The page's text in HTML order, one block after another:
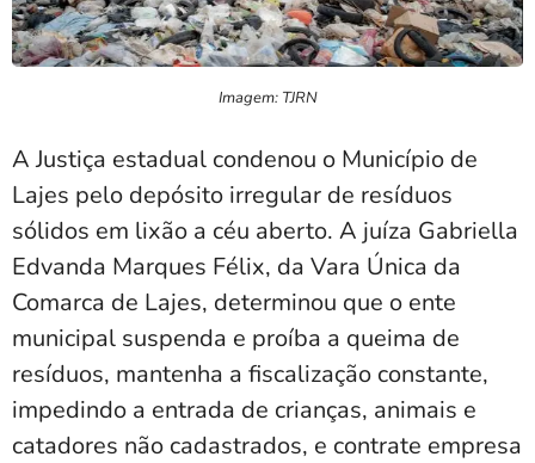
Imagem: TJRN
A Justiça estadual condenou o Município de
Lajes pelo depósito irregular de resíduos
sólidos em lixão a céu aberto. A juíza Gabriella
Edvanda Marques Félix, da Vara Única da
Comarca de Lajes, determinou que o ente
municipal suspenda e proíba a queima de
resíduos, mantenha a fiscalização constante,
impedindo a entrada de crianças, animais e
catadores não cadastrados, e contrate empresa